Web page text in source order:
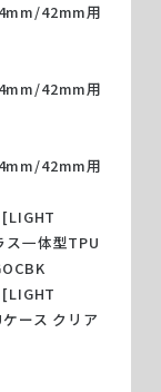
42mm用
42mm用
42mm用
ス一体型TPU
ース クリア